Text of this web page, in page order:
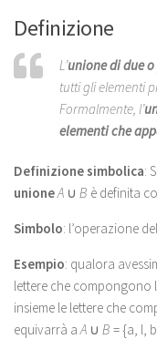
Definizione
L’unione di due
tutti gli elementi
Formalmente, l’
elementi che
Definizione simbolica:
unioneA ∪ B è definita
Simbolo: l’operazione
Esempio: qualora
lettere che compongono
insieme le lettere che
equivarrà a A ∪ B = {a, l,